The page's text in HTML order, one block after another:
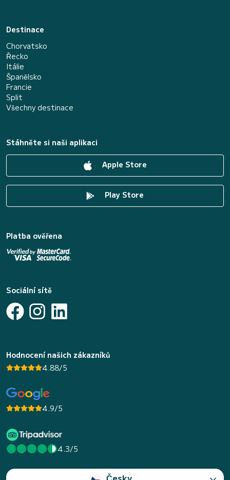
Destinace
Chorvatsko
Řecko
Itálie
Španělsko
Francie
Split
Všechny destinace
Stáhněte si naši aplikaci
Apple Store
Play Store
Platba ověřena
Sociální sítě
Hodnocení našich zákazníků
4.88/5
4.9/5
4.3/5